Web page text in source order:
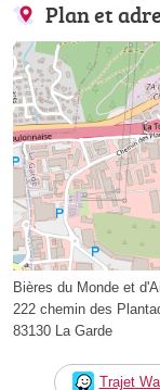
Plan et
Bières du Monde et
222 chemin des
83130 La Garde
Trajet